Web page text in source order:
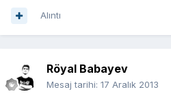
Alıntı
Röyal Babayev
Mesaj tarihi: 17 Aralık 2013